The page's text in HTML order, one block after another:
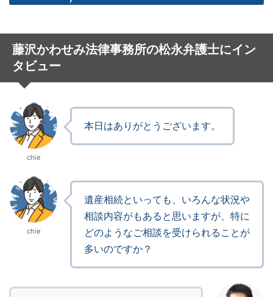
藤沢かわせみ法律事務所の松永弁護士にイン
タビュー
chie
本日はありがとうございます。
chie
遺産相続といっても、いろんな状況や
相談内容がもあると思いますが、特に
どのようなご相談を受けられることが
多いのですか？